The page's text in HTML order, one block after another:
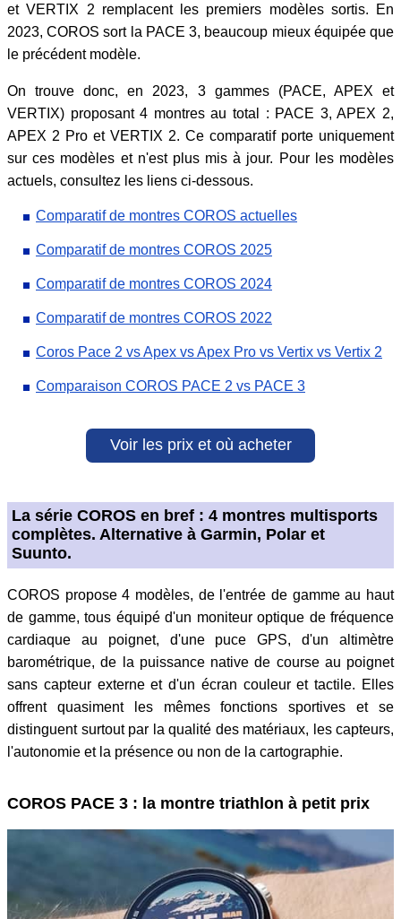
et VERTIX 2 remplacent les premiers modèles sortis. En
2023, COROS sort la PACE 3, beaucoup mieux équipée que
le précédent modèle.
On trouve donc, en 2023, 3 gammes (PACE, APEX et
VERTIX) proposant 4 montres au total : PACE 3, APEX 2,
APEX 2 Pro et VERTIX 2. Ce comparatif porte uniquement
sur ces modèles et n'est plus mis à jour. Pour les modèles
actuels, consultez les liens ci-dessous.
Comparatif de montres COROS actuelles
Comparatif de montres COROS 2025
Comparatif de montres COROS 2024
Comparatif de montres COROS 2022
Coros Pace 2 vs Apex vs Apex Pro vs Vertix vs Vertix 2
Comparaison COROS PACE 2 vs PACE 3
Voir les prix et où acheter
La série COROS en bref : 4 montres multisports
complètes. Alternative à Garmin, Polar et
Suunto.
COROS propose 4 modèles, de l'entrée de gamme au haut
de gamme, tous équipé d'un moniteur optique de fréquence
cardiaque au poignet, d'une puce GPS, d'un altimètre
barométrique, de la puissance native de course au poignet
sans capteur externe et d'un écran couleur et tactile. Elles
offrent quasiment les mêmes fonctions sportives et se
distinguent surtout par la qualité des matériaux, les capteurs,
l'autonomie et la présence ou non de la cartographie.
COROS PACE 3 : la montre triathlon à petit prix